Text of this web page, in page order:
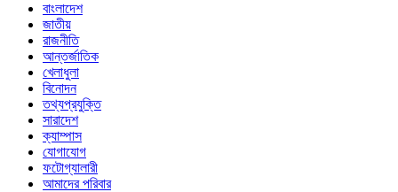
বাংলাদেশ
জাতীয়
রাজনীতি
আন্তর্জাতিক
খেলাধুলা
বিনোদন
তথ্যপ্রযুক্তি
সারাদেশ
ক্যাম্পাস
যোগাযোগ
ফটোগ্যালারী
আমাদের পরিবার